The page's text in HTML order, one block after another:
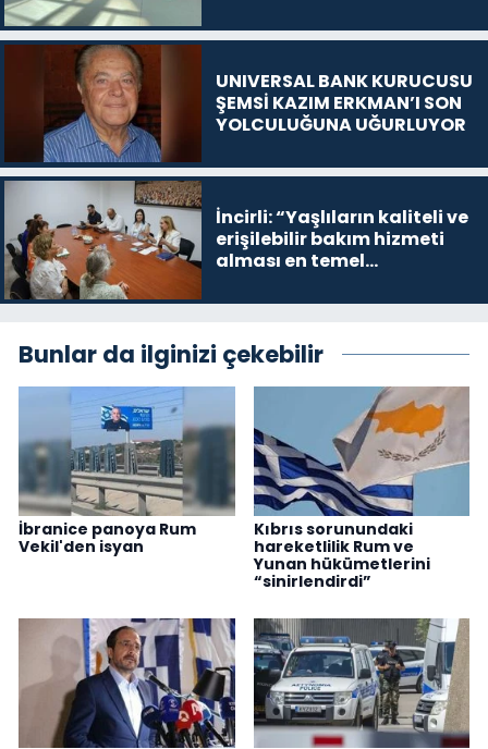
UNIVERSAL BANK KURUCUSU
ŞEMSİ KAZIM ERKMAN’I SON
YOLCULUĞUNA UĞURLUYOR
İncirli: “Yaşlıların kaliteli ve
erişilebilir bakım hizmeti
alması en temel
Bunlar da ilginizi çekebilir
İbranice panoya Rum
Vekil'den isyan
Kıbrıs sorunundaki
hareketlilik Rum ve
Yunan hükümetlerini
“sinirlendirdi”